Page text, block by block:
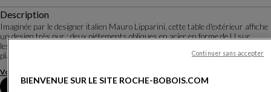
Description
Imaginée par le designer italien Mauro Lipparini, cette table d'extérieur affiche
un design très pur : deux piétements obliques en acier en forme de U sur
lesquels repose un plateau légèrement biseauté, en composite céramique
plaqué sur verre. Sa fin...
Voir plus
Prendre rendez-vous en magasin
BIENVENUE SUR LE SITE ROCHE-BOBOIS.COM
Continuer sans accepter